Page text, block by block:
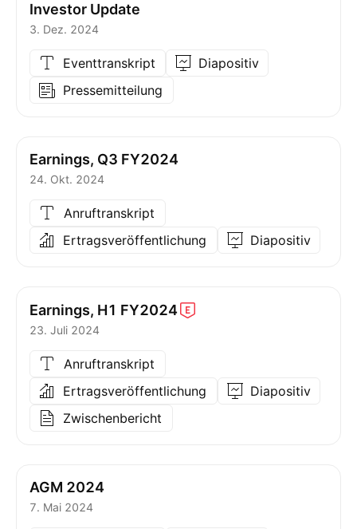
Investor Update
3. Dez. 2024
Eventtranskript
Diapositiv
Pressemitteilung
Earnings, Q3 FY2024
24. Okt. 2024
Anruftranskript
Ertragsveröffentlichung
Diapositiv
Earnings, H1 FY2024
23. Juli 2024
Anruftranskript
Ertragsveröffentlichung
Diapositiv
Zwischenbericht
AGM 2024
7. Mai 2024